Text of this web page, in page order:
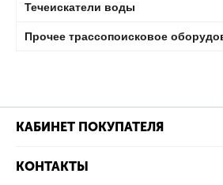
Течеискатели воды
Прочее трассопоисковое
КАБИНЕТ ПОКУПАТЕЛЯ
КОНТАКТЫ